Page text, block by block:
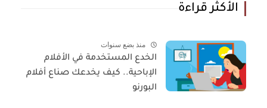
الأكثر قراءة
منذ بضع سنوات
الخدع المستخدمة في الأفلام
الإباحية.. كيف يخدعك صناع أفلام
البورنو